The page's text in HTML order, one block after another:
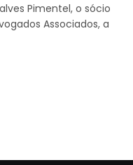
Pimentel, o sócio
Associados, a